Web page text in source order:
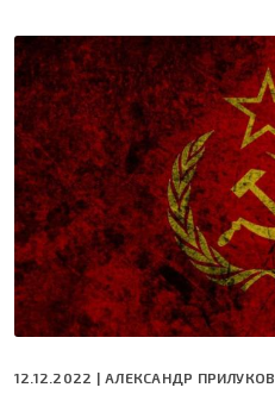
основному
содержанию
12.12.2022 |АЛЕКСАНДР ПРИЛУКОВ